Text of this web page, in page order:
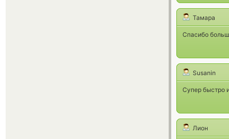
Тамара
Спасибо
Susanin
Супер быстро
Лион